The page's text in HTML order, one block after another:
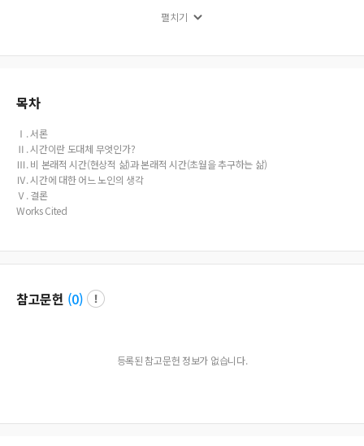
ics and ‘Pure consciousness’ and ‘True self’ of seers. However, I think it is very di
duct of discernment.
펼치기
목차
Ⅰ. 서론
Ⅱ. 시간이란 도대체 무엇인가?
Ⅲ. 비 본래적 시간(현상적 삶)과 본래적 시간(초월을 추구하는 삶)
Ⅳ. 시간에 대한 어느 노인의 생각
Ⅴ. 결론
Works Cited
참고문헌 (0)
등록된 참고문헌 정보가 없습니다.